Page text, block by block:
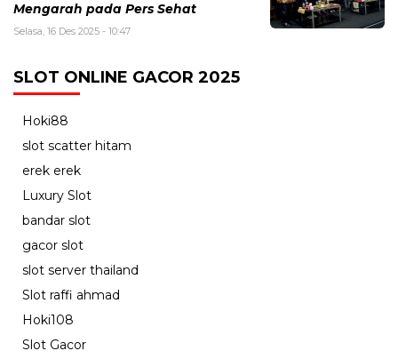
Mengarah pada Pers Sehat
Selasa, 16 Des 2025 - 10:47
SLOT ONLINE GACOR 2025
Hoki88
slot scatter hitam
erek erek
Luxury Slot
bandar slot
gacor slot
slot server thailand
Slot raffi ahmad
Hoki108
Slot Gacor